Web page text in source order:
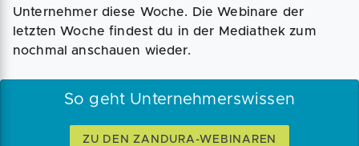
Unternehmer diese Woche. Die Webinare der
letzten Woche findest du in der Mediathek zum
nochmal anschauen wieder.
So geht Unternehmerswissen
ZU DEN ZANDURA-WEBINAREN